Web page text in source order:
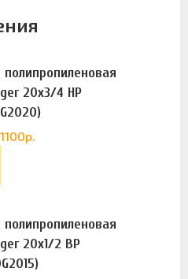
20х3/4 НР
1100р.
20х1/2 ВР